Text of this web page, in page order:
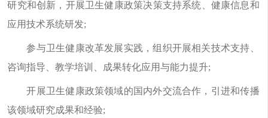
研究和创新，开展卫生健康政策决策支持系统、健康信息和
应用技术系统研发;
参与卫生健康改革发展实践，组织开展相关技术支持、
咨询指导、教学培训、成果转化应用与能力提升;
开展卫生健康政策领域的国内外交流合作，引进和传播
该领域研究成果和经验;